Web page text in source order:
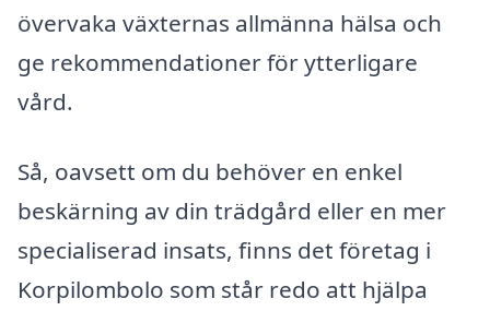
övervaka växternas allmänna hälsa och
ge rekommendationer för ytterligare
vård.
Så, oavsett om du behöver en enkel
beskärning av din trädgård eller en mer
specialiserad insats, finns det företag i
Korpilombolo som står redo att hjälpa